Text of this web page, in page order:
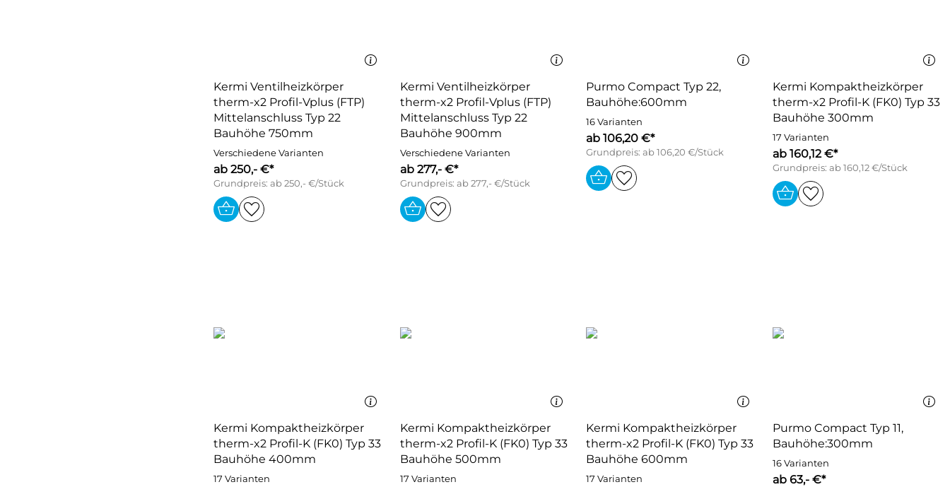
Kermi Ventilheizkörper
therm-x2 Profil-Vplus (FTP)
Mittelanschluss Typ 22
Bauhöhe 750mm
Verschiedene Varianten
ab 250,- €*
Grundpreis: ab 250,- €/Stück
Kermi Ventilheizkörper
therm-x2 Profil-Vplus (FTP)
Mittelanschluss Typ 22
Bauhöhe 900mm
Verschiedene Varianten
ab 277,- €*
Grundpreis: ab 277,- €/Stück
Purmo Compact Typ 22,
Bauhöhe:600mm
16 Varianten
ab 106,20 €*
Grundpreis: ab 106,20 €/Stück
Kermi Kompaktheizkörper
therm-x2 Profil-K (FK0) Typ 33
Bauhöhe 300mm
17 Varianten
ab 160,12 €*
Grundpreis: ab 160,12 €/Stück
Kermi Kompaktheizkörper
therm-x2 Profil-K (FK0) Typ 33
Bauhöhe 400mm
17 Varianten
Kermi Kompaktheizkörper
therm-x2 Profil-K (FK0) Typ 33
Bauhöhe 500mm
17 Varianten
Kermi Kompaktheizkörper
therm-x2 Profil-K (FK0) Typ 33
Bauhöhe 600mm
17 Varianten
Purmo Compact Typ 11,
Bauhöhe:300mm
16 Varianten
ab 63,- €*